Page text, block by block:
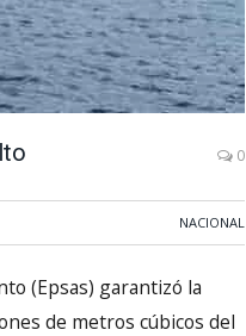
0
NACIONAL
(Epsas) garantizó la
de metros cúbicos del